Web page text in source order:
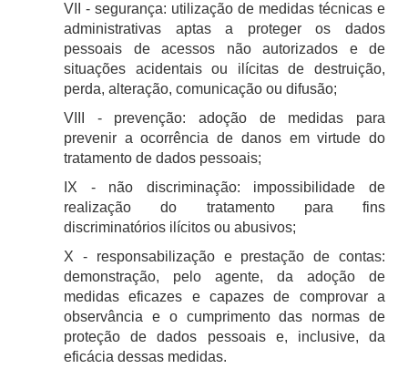
VII - segurança: utilização de medidas técnicas e
administrativas aptas a proteger os dados
pessoais de acessos não autorizados e de
situações acidentais ou ilícitas de destruição,
perda, alteração, comunicação ou difusão;
VIII - prevenção: adoção de medidas para
prevenir a ocorrência de danos em virtude do
tratamento de dados pessoais;
IX - não discriminação: impossibilidade de
realização do tratamento para fins
discriminatórios ilícitos ou abusivos;
X - responsabilização e prestação de contas:
demonstração, pelo agente, da adoção de
medidas eficazes e capazes de comprovar a
observância e o cumprimento das normas de
proteção de dados pessoais e, inclusive, da
eficácia dessas medidas.